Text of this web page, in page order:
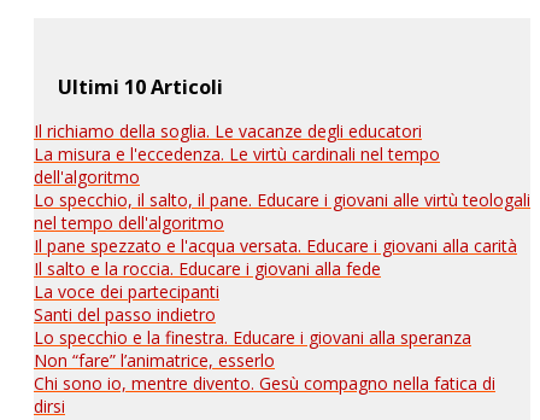
Ultimi 10 Articoli
Il richiamo della soglia. Le vacanze degli educatori
La misura e l'eccedenza. Le virtù cardinali nel tempo
dell'algoritmo
Lo specchio, il salto, il pane. Educare i giovani alle virtù teologali
nel tempo dell'algoritmo
Il pane spezzato e l'acqua versata. Educare i giovani alla carità
Il salto e la roccia. Educare i giovani alla fede
La voce dei partecipanti
Santi del passo indietro
Lo specchio e la finestra. Educare i giovani alla speranza
Non “fare” l’animatrice, esserlo
Chi sono io, mentre divento. Gesù compagno nella fatica di
dirsi